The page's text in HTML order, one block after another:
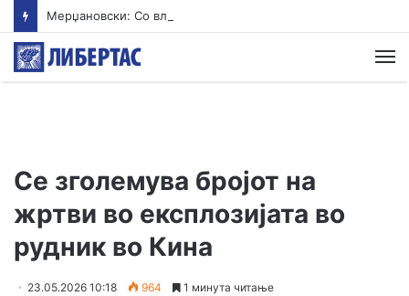
Се зголемува бројот на
жртви во експлозијата во
рудник во Кина
23.05.2026 10:18 964 1 минута читање